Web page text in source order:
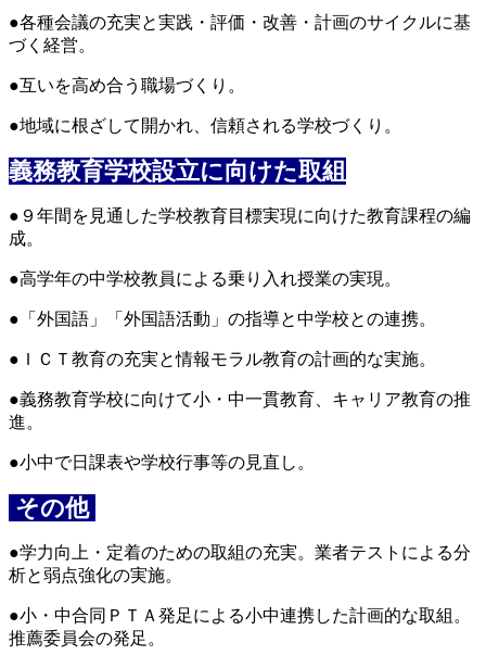
●各種会議の充実と実践・評価・改善・計画のサイクルに基
づく経営。
●互いを高め合う職場づくり。
●地域に根ざして開かれ、信頼される学校づくり。
義務教育学校設立に向けた取組
●９年間を見通した学校教育目標実現に向けた教育課程の編
成。
●高学年の中学校教員による乗り入れ授業の実現。
●「外国語」「外国語活動」の指導と中学校との連携。
●ＩＣＴ教育の充実と情報モラル教育の計画的な実施。
●義務教育学校に向けて小・中一貫教育、キャリア教育の推
進。
●小中で日課表や学校行事等の見直し。
その他
●学力向上・定着のための取組の充実。業者テストによる分
析と弱点強化の実施。
●小・中合同ＰＴＡ発足による小中連携した計画的な取組。
推薦委員会の発足。